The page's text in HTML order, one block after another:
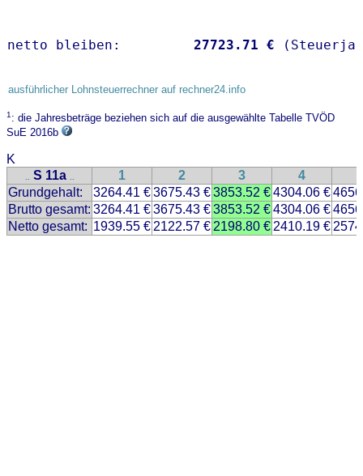
netto bleiben: 27723.71 €
ausführlicher Lohnsteuerrechner auf rechner24.info
1: die Jahresbeträge beziehen sich auf die ausgewählte Tabelle TVÖD
SuE 2016b
K
.. S 11a .. 1 2 3 4
Grundgehalt:
3264.41 €3675.43 €3853.52 €4304.06 €
Brutto gesamt: 3264.41 €3675.43 €3853.52 €4304.06 €
Netto gesamt: 1939.55 € 2122.57 € 2198.80 € 2410.19 €